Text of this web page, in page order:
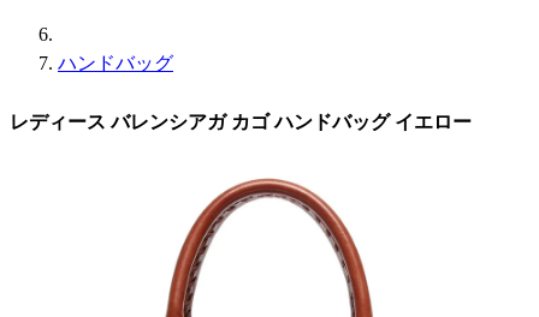
ハンドバッグ
レディース バレンシアガ カゴ ハンドバッグ イエロー